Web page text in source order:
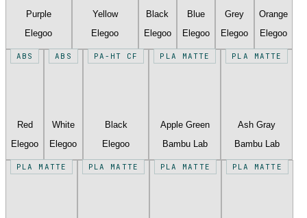
Purple
Elegoo
Yellow
Elegoo
Black
Elegoo
Blue
Elegoo
Grey
Elegoo
Orange
Elegoo
ABS
Red
Elegoo
ABS
White
Elegoo
PA-HT CF
Black
Elegoo
PLA MATTE
Apple Green
Bambu Lab
PLA MATTE
Ash Gray
Bambu Lab
PLA MATTE PLA MATTE PLA MATTE PLA MATTE